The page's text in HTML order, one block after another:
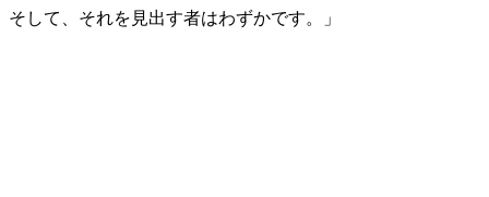
そして、それを見出す者はわずかです。」